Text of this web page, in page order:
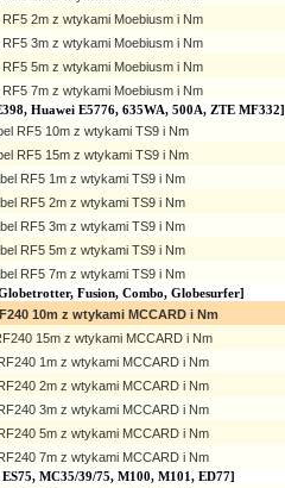
RF5 2m z wtykami Moebiusm i Nm
RF5 3m z wtykami Moebiusm i Nm
RF5 5m z wtykami Moebiusm i Nm
RF5 7m z wtykami Moebiusm i Nm
Huawei E5776, 635WA, 500A, ZTE MF332]
RF5 10m z wtykami TS9 i Nm
RF5 15m z wtykami TS9 i Nm
RF5 1m z wtykami TS9 i Nm
RF5 2m z wtykami TS9 i Nm
RF5 3m z wtykami TS9 i Nm
RF5 5m z wtykami TS9 i Nm
RF5 7m z wtykami TS9 i Nm
Fusion, Combo, Globesurfer]
10m z wtykami MCCARD i Nm
15m z wtykami MCCARD i Nm
1m z wtykami MCCARD i Nm
2m z wtykami MCCARD i Nm
3m z wtykami MCCARD i Nm
5m z wtykami MCCARD i Nm
7m z wtykami MCCARD i Nm
MC35/39/75, M100, M101, ED77]